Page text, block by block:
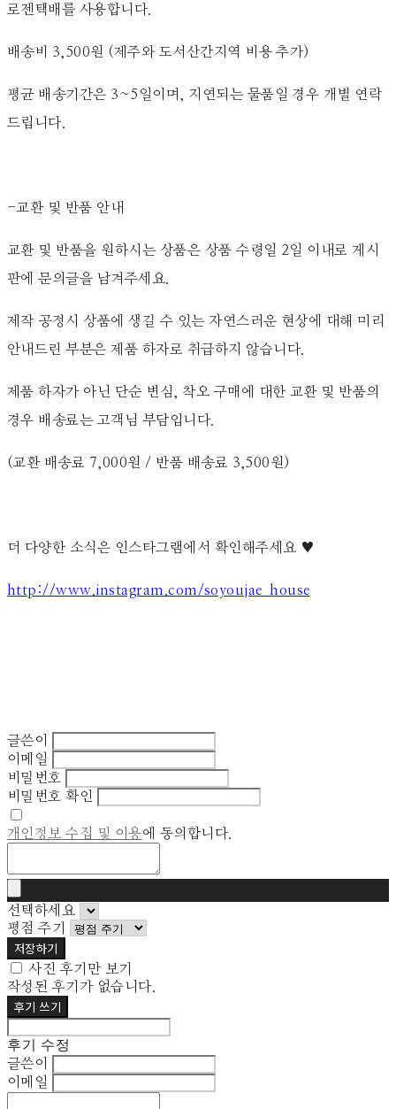
로젠택배를 사용합니다.
배송비 3,500원 (제주와 도서산간지역 비용 추가)
평균 배송기간은 3~5일이며, 지연되는 물품일 경우 개별 연락
드립니다.
-교환 및 반품 안내
교환 및 반품을 원하시는 상품은 상품 수령일 2일 이내로 게시
판에 문의글을 남겨주세요.
제작 공정시 상품에 생길 수 있는 자연스러운 현상에 대해 미리
안내드린 부분은 제품 하자로 취급하지 않습니다.
제품 하자가 아닌 단순 변심, 착오 구매에 대한 교환 및 반품의
경우 배송료는 고객님 부담입니다.
(교환 배송료 7,000원 / 반품 배송료 3,500원)
더 다양한 소식은 인스타그램에서 확인해주세요 ♥
http://www.instagram.com/soyoujae_house
글쓴이
이메일
비밀번호
비밀번호 확인
개인정보 수집 및 이용에 동의합니다.
선택하세요
평점 주기
저장하기
사진 후기만 보기
작성된 후기가 없습니다.
후기 쓰기
후기 수정
글쓴이
이메일